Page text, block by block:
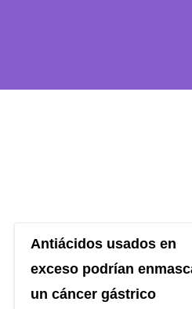
Antiácidos usados en
exceso podrían
un cáncer gástrico